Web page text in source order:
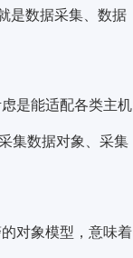
是数据采集、数据
是能适配各类主机
集数据对象、采集
对象模型，意味着